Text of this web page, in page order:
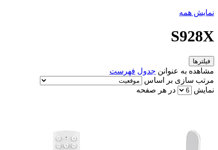
نمایش همه
S928X
فیلترها
مشاهده به عنوانن جدول فهرست
مرتب سازی بر اساس
نمایش
در هر صفحه